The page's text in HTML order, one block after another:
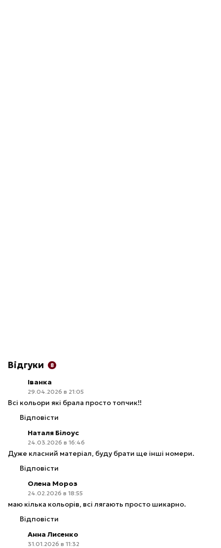
Відгуки 8
Іванка
29.04.2026 в 21:05
Всі кольори які брала просто топчик!!
Відповісти
Наталя Білоус
24.03.2026 в 16:46
Дуже класний матеріал, буду брати ще інші номери.
Відповісти
Олена Мороз
24.02.2026 в 18:55
маю кілька кольорів, всі лягають просто шикарно.
Відповісти
Анна Лисенко
31.01.2026 в 11:32